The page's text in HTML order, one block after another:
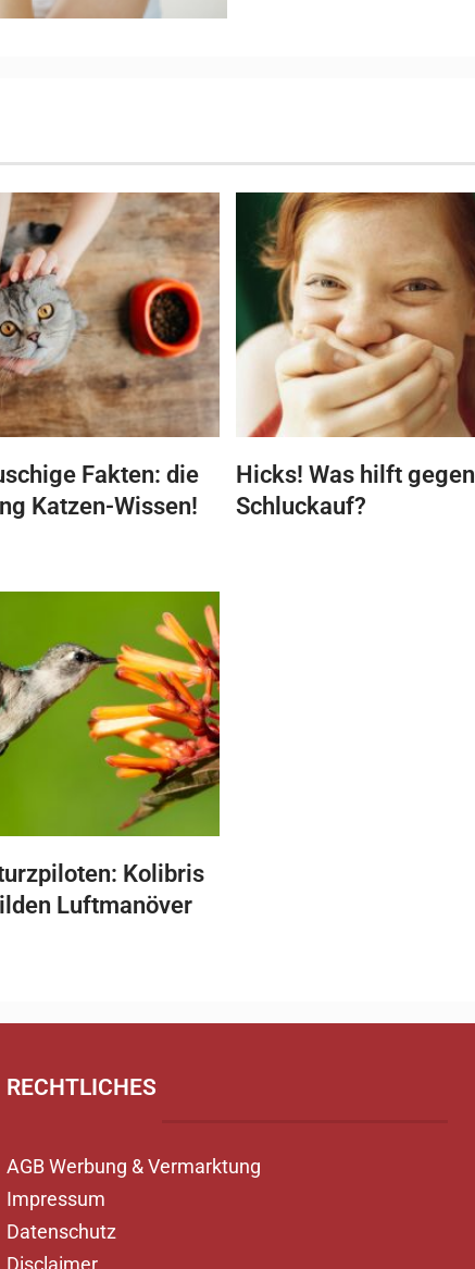
Fakten: die
Katzen-Wissen!
Hicks! Was hilft gegen
Schluckauf?
Kolibris
Luftmanöver
RECHTLICHES
AGB Werbung & Vermarktung
Impressum
Datenschutz
Disclaimer